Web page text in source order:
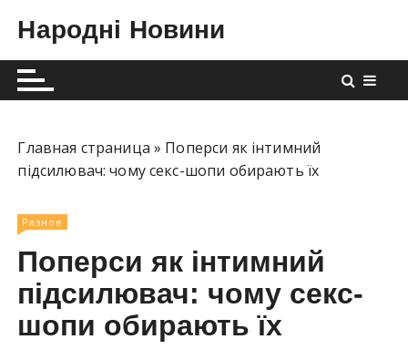
р
й
Народні Новини
Главная страница » Поперси як інтимний
підсилювач: чому секс-шопи обирають їх
Разное
Поперси як інтимний
підсилювач: чому секс-
шопи обирають їх